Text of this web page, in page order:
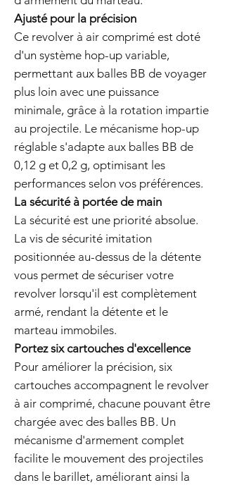
Ajusté pour la précision
Ce revolver à air comprimé est doté
d'un système hop-up variable,
permettant aux balles BB de voyager
plus loin avec une puissance
minimale, grâce à la rotation impartie
au projectile. Le mécanisme hop-up
réglable s'adapte aux balles BB de
0,12 g et 0,2 g, optimisant les
performances selon vos préférences.
La sécurité à portée de main
La sécurité est une priorité absolue.
La vis de sécurité imitation
positionnée au-dessus de la détente
vous permet de sécuriser votre
revolver lorsqu'il est complètement
armé, rendant la détente et le
marteau immobiles.
Portez six cartouches d'excellence
Pour améliorer la précision, six
cartouches accompagnent le revolver
à air comprimé, chacune pouvant être
chargée avec des balles BB. Un
mécanisme d'armement complet
facilite le mouvement des projectiles
dans le barillet, améliorant ainsi la